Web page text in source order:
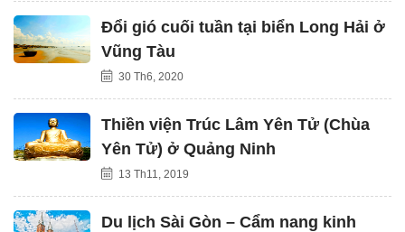
Đổi gió cuối tuần tại biển Long Hải ở
Vũng Tàu
30 Th6, 2020
Thiền viện Trúc Lâm Yên Tử (Chùa
Yên Tử) ở Quảng Ninh
13 Th11, 2019
Du lịch Sài Gòn – Cẩm nang kinh